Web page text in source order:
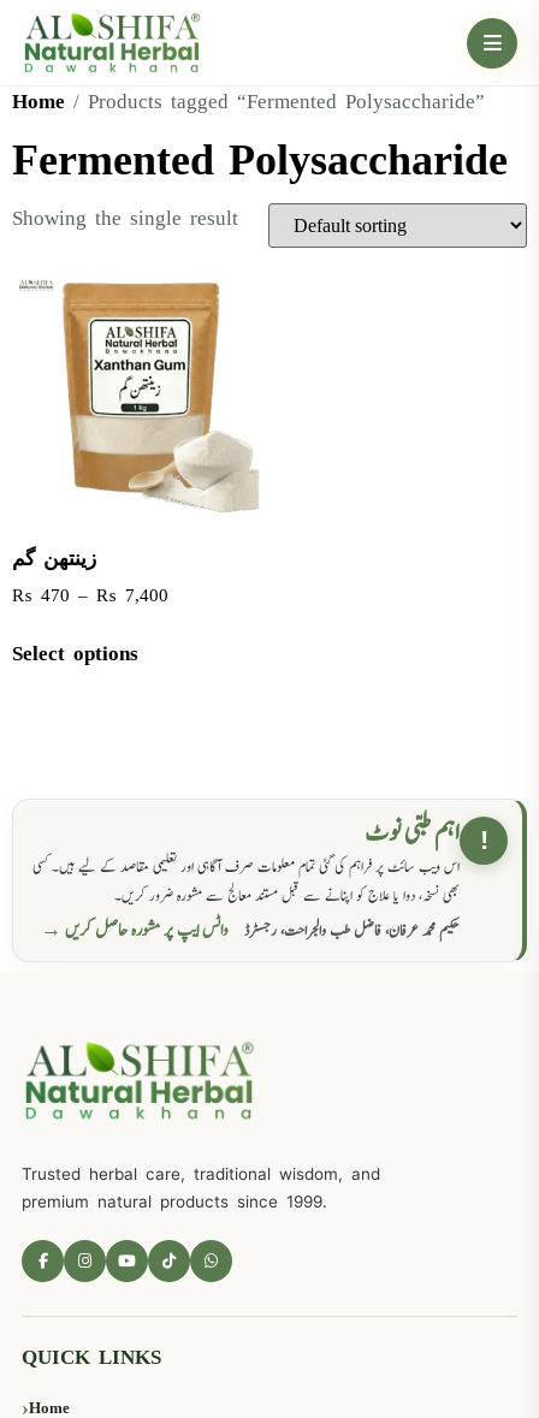
Home / Products tagged “Fermented Polysaccharide”
Fermented Polysaccharide
Showing the single result
زینتھن گم
₨ 470 – ₨ 7,400
Select options
! اہم طبی نوٹ
اس ویب سائٹ پر فراہم کی گئی تمام معلومات صرف آگاہی اور تعلیمی مقاصد کے لیے ہیں۔ کسی
بھی نسخہ، دوا یا علاج کو اپنانے سے قبل مستند معالج سے مشورہ ضرور کریں۔
حکیم محمد عرفان، فاضل طب والجراحت، رجسٹرڈ
واٹس ایپ پر مشورہ حاصل کریں →
Trusted herbal care, traditional wisdom, and
premium natural products since 1999.
QUICK LINKS
Home